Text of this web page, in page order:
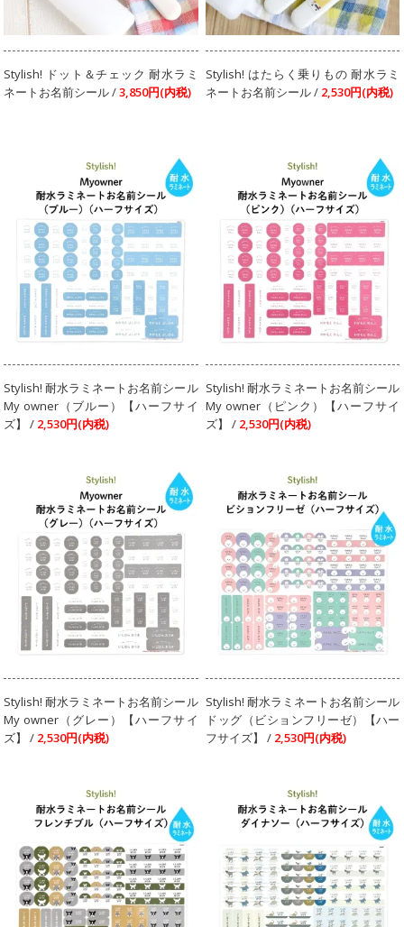
Stylish! ドット＆チェック 耐水ラミ
ネートお名前シール /3,850円(内税)
Stylish! はたらく乗りもの 耐水ラミ
ネートお名前シール / 2,530円(内税)
Stylish! 耐水ラミネートお名前シール
My owner（ブルー）【ハーフサイ
ズ】 / 2,530円(内税)
Stylish! 耐水ラミネートお名前シール
My owner（ピンク）【ハーフサイ
ズ】 / 2,530円(内税)
Stylish! 耐水ラミネートお名前シール
My owner（グレー）【ハーフサイ
ズ】 / 2,530円(内税)
Stylish! 耐水ラミネートお名前シール
ドッグ（ビションフリーゼ）【ハー
フサイズ】 / 2,530円(内税)